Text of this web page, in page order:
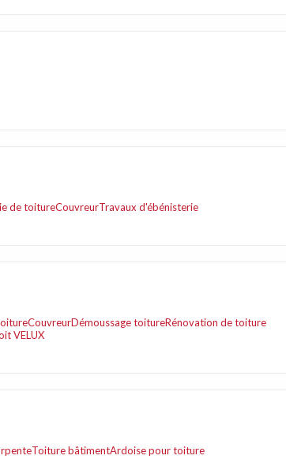
de toitureCouvreurTravaux d'ébénisterie
CouvreurDémoussage toitureRénovation de toiture
VELUX
Toiture bâtimentArdoise pour toiture